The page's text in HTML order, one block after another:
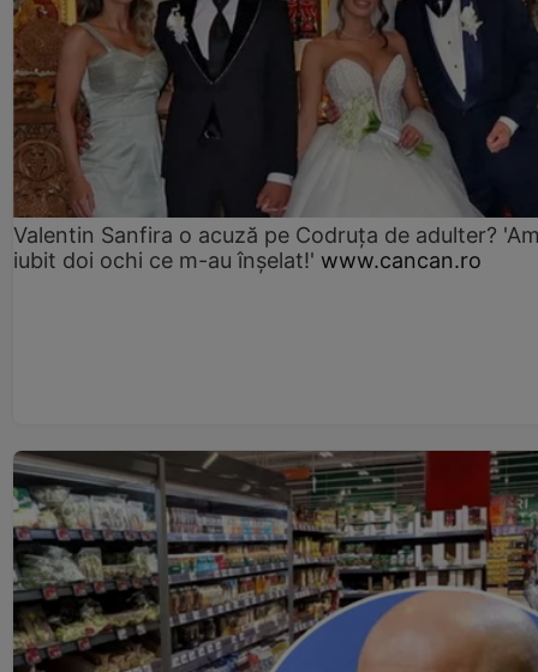
Valentin Sanfira o acuză pe Codruța de adulter?
iubit doi ochi ce m-au înșelat!' www.cancan.ro